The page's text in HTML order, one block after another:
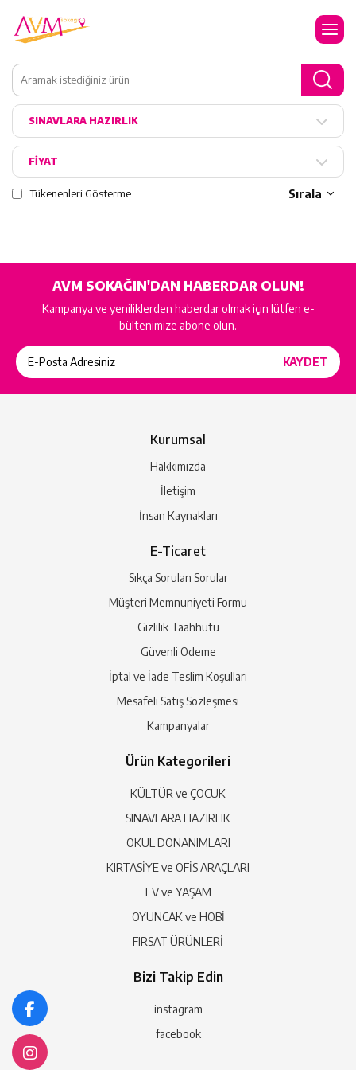
SINAVLARA HAZIRLIK
FİYAT
Tükenenleri Gösterme Sırala
AVM SOKAĞIN'DAN HABERDAR OLUN!
Kampanya ve yeniliklerden haberdar olmak için lütfen e-
bültenimize abone olun.
Kurumsal
Hakkımızda
İletişim
İnsan Kaynakları
E-Ticaret
Sıkça Sorulan Sorular
Müşteri Memnuniyeti Formu
Gizlilik Taahhütü
Güvenli Ödeme
İptal ve İade Teslim Koşulları
Mesafeli Satış Sözleşmesi
Kampanyalar
Ürün Kategorileri
KÜLTÜR ve ÇOCUK
SINAVLARA HAZIRLIK
OKUL DONANIMLARI
KIRTASİYE ve OFİS ARAÇLARI
EV ve YAŞAM
OYUNCAK ve HOBİ
FIRSAT ÜRÜNLERİ
Bizi Takip Edin
instagram
facebook